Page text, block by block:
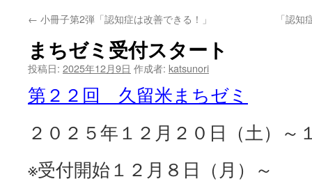
ン
へ
ス
← 小冊子第2弾「認知症は改善できる！」 「認
まちゼミ受付スタート
投稿日: 2025年12月9日 作成者: katsunori
第２２回 久留米まちゼミ
２０２５年１２月２０日（土）～
※受付開始１２月８日（月）～